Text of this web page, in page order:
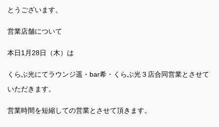
とうございます。
営業店舗について
本日1月28日（木）は
くらぶ光にてラウンジ遥・bar希・くらぶ光３店合同営業とさせて
いただきます。
営業時間を短縮しての営業とさせて頂きます。